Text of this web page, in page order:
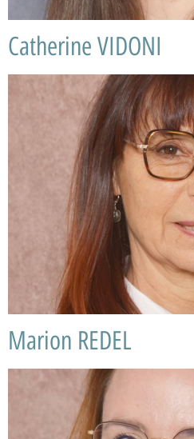
Catherine VIDONI
Marion REDEL